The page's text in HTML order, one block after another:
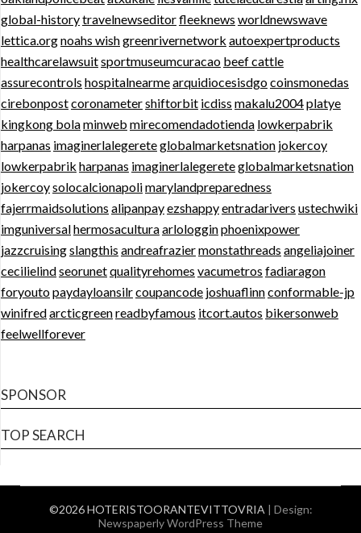
global-historytravelnewseditorfleeknews worldnewswave
lettica.orgnoahs wishgreenrivernetwork autoexpertproducts
healthcarelawsuitsportmuseumcuracao beef cattle
assurecontrols hospitalnearmearquidiocesisdgocoinsmonedas
cirebonpostcoronametershiftorbit icdiss makalu2004platye
kingkong bolaminweb mirecomendadotienda lowkerpabrik
harpanas imaginerlalegereteglobalmarketsnation jokercoy
lowkerpabrik harpanas imaginerlalegereteglobalmarketsnation
jokercoysolocalcionapolimarylandpreparedness
fajerrmaidsolutions alipanpayezshappyentradarivers ustechwiki
imguniversalhermosaculturaarlologginphoenixpower
jazzcruisingslangthis andreafraziermonstathreads angeliajoiner
cecilielindseorunetqualityrehomes vacumetros fadiaragon
foryoutopaydayloansilrcoupancode joshuaflinnconformable-jp
winifredarcticgreenreadbyfamous itcort.autos bikersonweb
feelwellforever
SPONSOR
TOP SEARCH
©2026 HOTERISTOORANTEVITTOVRIA | Design:
Newspaperly WordPress Theme